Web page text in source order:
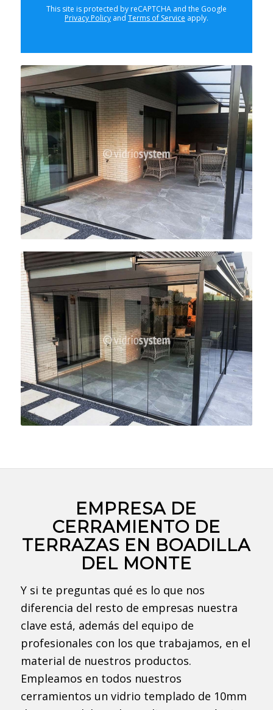
This site is protected by reCAPTCHA and the Google
Privacy Policyand Terms of Service apply.
EMPRESA DE
CERRAMIENTO DE
TERRAZAS EN BOADILLA
DEL MONTE
Y si te preguntas qué es lo que nos
diferencia del resto de empresas nuestra
clave está, además del equipo de
profesionales con los que trabajamos, en el
material de nuestros productos.
Empleamos en todos nuestros
cerramientos un vidrio templado de 10mm